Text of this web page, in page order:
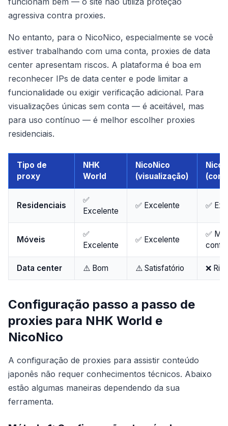
agressiva contra proxies.
No entanto, para o NicoNico, especialmente se você
estiver trabalhando com uma conta, proxies de data
center apresentam riscos. A plataforma é boa em
reconhecer IPs de data center e pode limitar a
funcionalidade ou exigir verificação adicional. Para
visualizações únicas sem conta — é aceitável, mas
para uso contínuo — é melhor escolher proxies
residenciais.
Tipo de
proxy
NHK
World
NicoNico
(visualização)
Residenciais
✅
Excelente
✅ Excelente ✅
Móveis
✅
Excelente
✅ Excelente
✅
Data center ⚠️ Bom ⚠️ Satisfatório ❌
Configuração passo a passo de
proxies para NHK World e
NicoNico
A configuração de proxies para assistir conteúdo
japonês não requer conhecimentos técnicos. Abaixo
estão algumas maneiras dependendo da sua
ferramenta.